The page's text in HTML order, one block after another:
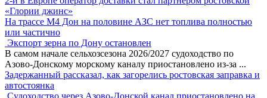
«Глории джинс»
На трассе М4 Дон на половине АЗС нет топлива полностью
или частично
Экспорт зерна по Дону остановлен
В самом начале сельхозсезона 2026/2027 судоходство по
Азово-Донскому морскому каналу приостановлено из-за ...
Задержанный рассказал, как загорелись ростовская заправка и
автостоянка
Судоходство через Азово-Донской канал приостановлено на